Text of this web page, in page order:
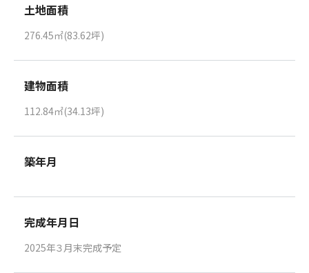
土地面積
276.45㎡(83.62坪)
建物面積
112.84㎡(34.13坪)
築年月
完成年月日
2025年３月末完成予定